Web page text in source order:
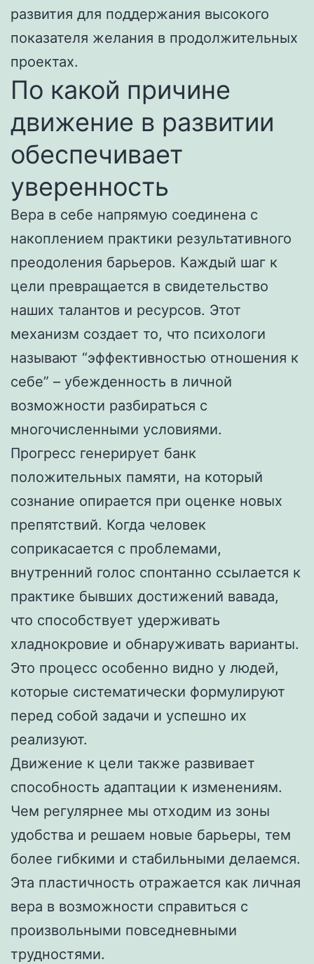
развития для поддержания высокого
показателя желания в продолжительных
проектах.
По какой причине
движение в развитии
обеспечивает
уверенность
Вера в себе напрямую соединена с
накоплением практики результативного
преодоления барьеров. Каждый шаг к
цели превращается в свидетельство
наших талантов и ресурсов. Этот
механизм создает то, что психологи
называют “эффективностью отношения к
себе” – убежденность в личной
возможности разбираться с
многочисленными условиями.
Прогресс генерирует банк
положительных памяти, на который
сознание опирается при оценке новых
препятствий. Когда человек
соприкасается с проблемами,
внутренний голос спонтанно ссылается к
практике бывших достижений вавада,
что способствует удерживать
хладнокровие и обнаруживать варианты.
Это процесс особенно видно у людей,
которые систематически формулируют
перед собой задачи и успешно их
реализуют.
Движение к цели также развивает
способность адаптации к изменениям.
Чем регулярнее мы отходим из зоны
удобства и решаем новые барьеры, тем
более гибкими и стабильными делаемся.
Эта пластичность отражается как личная
вера в возможности справиться с
произвольными повседневными
трудностями.